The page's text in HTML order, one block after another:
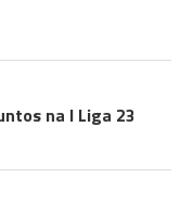
na I Liga 23